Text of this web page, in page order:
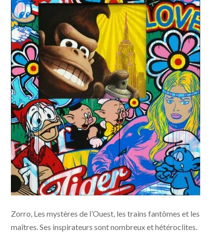
Zorro, Les mystères de l’Ouest, les trains fantômes et les
maîtres. Ses inspirateurs sont nombreux et hétéroclites.